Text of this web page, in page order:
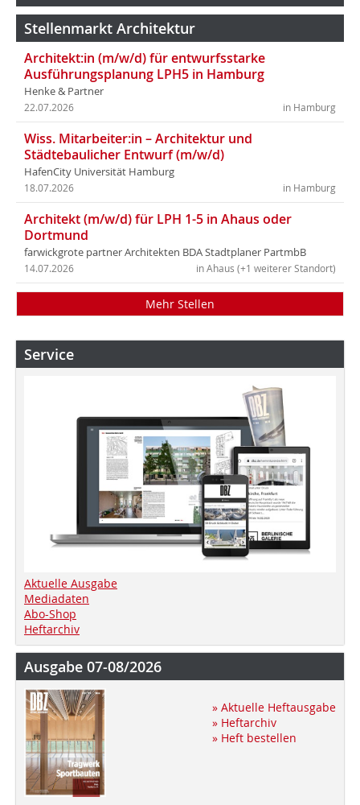
Stellenmarkt Architektur
Architekt:in (m/w/d) für entwurfsstarke
Ausführungsplanung LPH5 in Hamburg
Henke & Partner
in Hamburg
22.07.2026
Wiss. Mitarbeiter:in – Architektur und
Städtebaulicher Entwurf (m/w/d)
HafenCity Universität Hamburg
in Hamburg
18.07.2026
Architekt (m/w/d) für LPH 1-5 in Ahaus oder
Dortmund
farwickgrote partner Architekten BDA Stadtplaner PartmbB
in Ahaus (+1 weiterer Standort)
14.07.2026
Mehr Stellen
Service
Aktuelle Ausgabe
Mediadaten
Abo-Shop
Heftarchiv
Ausgabe 07-08/2026
» Aktuelle Heftausgabe
» Heftarchiv
» Heft bestellen